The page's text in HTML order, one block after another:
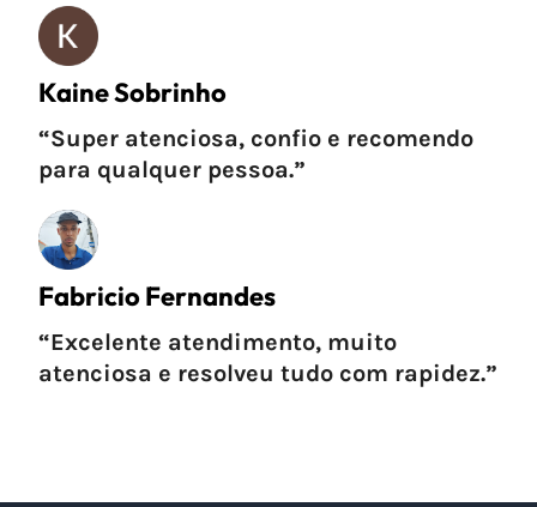
Kaine Sobrinho
“Super atenciosa, confio e recomendo
para qualquer pessoa.”
Fabricio Fernandes
“Excelente atendimento, muito
atenciosa e resolveu tudo com rapidez.”